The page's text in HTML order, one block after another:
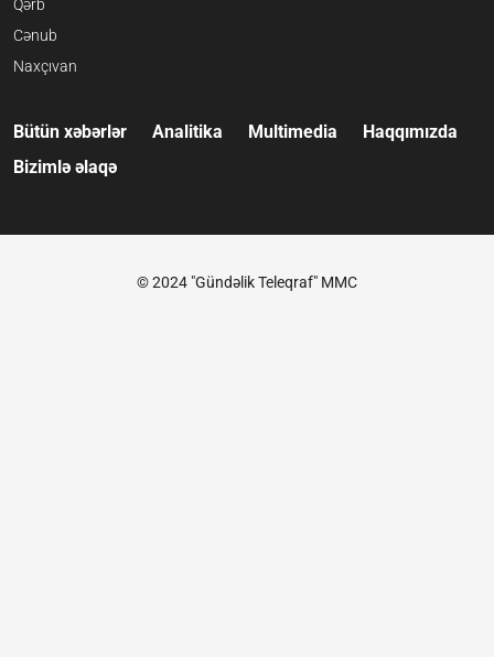
Qərb
Cənub
Naxçıvan
Bütün xəbərlər Analitika Multimedia
Haqqımızda
Bizimlə əlaqə
© 2024 "Gündəlik Teleqraf" MMC